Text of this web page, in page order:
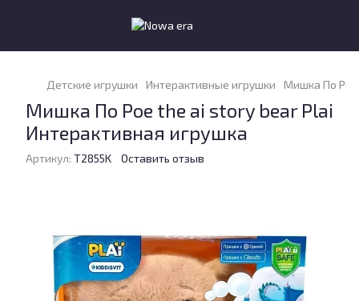
Детские игрушки Интерактивные игрушки Мишка По Poe
Мишка По Poe the ai story bear Plai
Интерактивная игрушка
Артикул: T2855K Оставить отзыв